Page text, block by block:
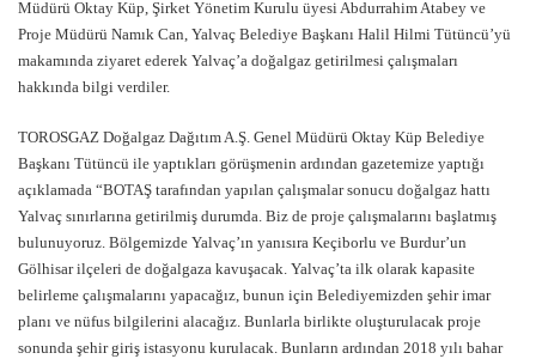
Müdürü Oktay Küp, Şirket Yönetim Kurulu üyesi Abdurrahim Atabey ve
Proje Müdürü Namık Can, Yalvaç Belediye Başkanı Halil Hilmi Tütüncü’yü
makamında ziyaret ederek Yalvaç’a doğalgaz getirilmesi çalışmaları
hakkında bilgi verdiler.
TOROSGAZ Doğalgaz Dağıtım A.Ş. Genel Müdürü Oktay Küp Belediye
Başkanı Tütüncü ile yaptıkları görüşmenin ardından gazetemize yaptığı
açıklamada “BOTAŞ tarafından yapılan çalışmalar sonucu doğalgaz hattı
Yalvaç sınırlarına getirilmiş durumda. Biz de proje çalışmalarını başlatmış
bulunuyoruz. Bölgemizde Yalvaç’ın yanısıra Keçiborlu ve Burdur’un
Gölhisar ilçeleri de doğalgaza kavuşacak. Yalvaç’ta ilk olarak kapasite
belirleme çalışmalarını yapacağız, bunun için Belediyemizden şehir imar
planı ve nüfus bilgilerini alacağız. Bunlarla birlikte oluşturulacak proje
sonunda şehir giriş istasyonu kurulacak. Bunların ardından 2018 yılı bahar